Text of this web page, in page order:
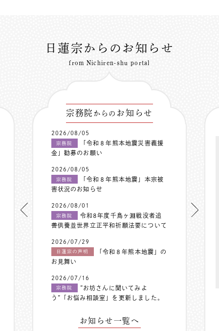
日蓮宗からのお知らせ
from Nichiren-shu portal
宗務院 からの お知らせ
2026/08/05
宗務院
「令和８年熊本地震災害義援
金」勧募のお願い
2026/08/05
宗務院
「令和８年熊本地震」本宗被
害状況のお知らせ
2026/08/01
宗務院
令和8年度千鳥ヶ淵戦没者追
善供養並世界立正平和祈願法要について
2026/07/29
日蓮宗の声明
「令和８年熊本地震」の
お見舞い
2026/07/16
宗務院
”お坊さんに聞いてみよ
う”「お悩み相談室」を更新しました。
お知らせ一覧へ